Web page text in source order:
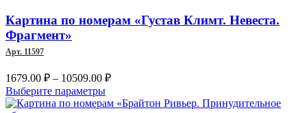
Опции
можно
товара.
Картина по номерам «Густав Климт. Невеста.
Фрагмент»
Арт. 11597
1679.00 ₽ – 10509.00 ₽Диапазон
1679.00 ₽
Выберите параметрыЭтот
товар